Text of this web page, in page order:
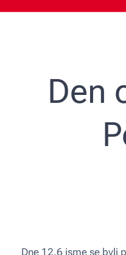
Den
Dne 12.6 jsme se byli